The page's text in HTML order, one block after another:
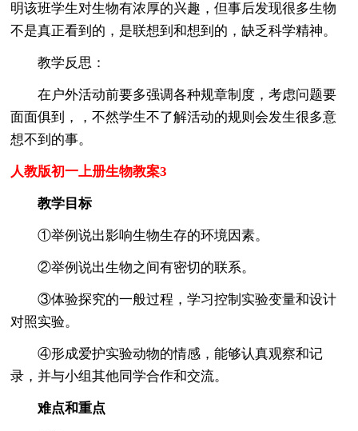
明该班学生对生物有浓厚的兴趣，但事后发现很多生物
不是真正看到的，是联想到和想到的，缺乏科学精神。
教学反思：
在户外活动前要多强调各种规章制度，考虑问题要
面面俱到，，不然学生不了解活动的规则会发生很多意
想不到的事。
人教版初一上册生物教案3
教学目标
①举例说出影响生物生存的环境因素。
②举例说出生物之间有密切的联系。
③体验探究的一般过程，学习控制实验变量和设计
对照实验。
④形成爱护实验动物的情感，能够认真观察和记
录，并与小组其他同学合作和交流。
难点和重点